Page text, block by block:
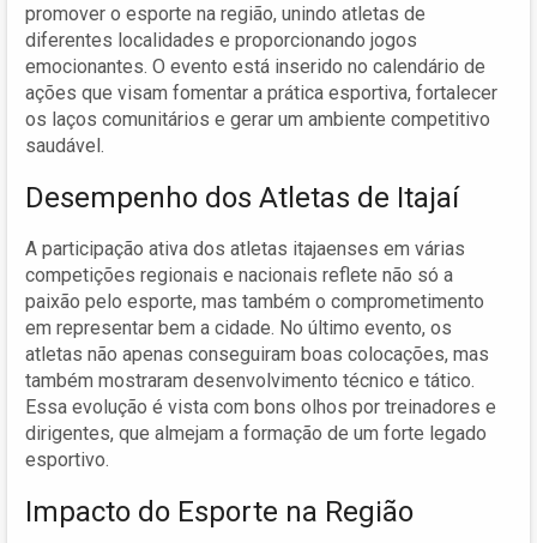
promover o esporte na região, unindo atletas de
diferentes localidades e proporcionando jogos
emocionantes. O evento está inserido no calendário de
ações que visam fomentar a prática esportiva, fortalecer
os laços comunitários e gerar um ambiente competitivo
saudável.
Desempenho dos Atletas de Itajaí
A participação ativa dos atletas itajaenses em várias
competições regionais e nacionais reflete não só a
paixão pelo esporte, mas também o comprometimento
em representar bem a cidade. No último evento, os
atletas não apenas conseguiram boas colocações, mas
também mostraram desenvolvimento técnico e tático.
Essa evolução é vista com bons olhos por treinadores e
dirigentes, que almejam a formação de um forte legado
esportivo.
Impacto do Esporte na Região